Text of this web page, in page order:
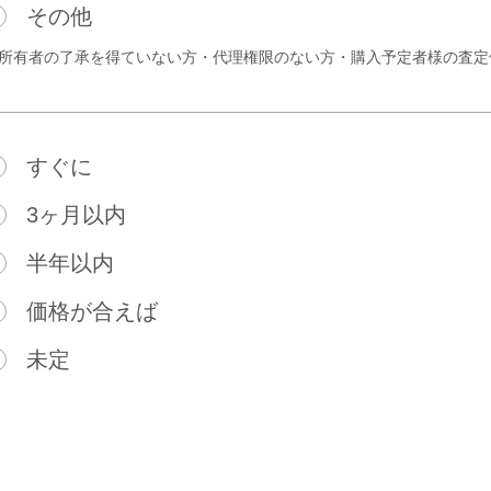
その他
有者の了承を得ていない方・代理権限のない方・ 購入予定者様の査
すぐに
3ヶ月以内
半年以内
価格が合えば
未定